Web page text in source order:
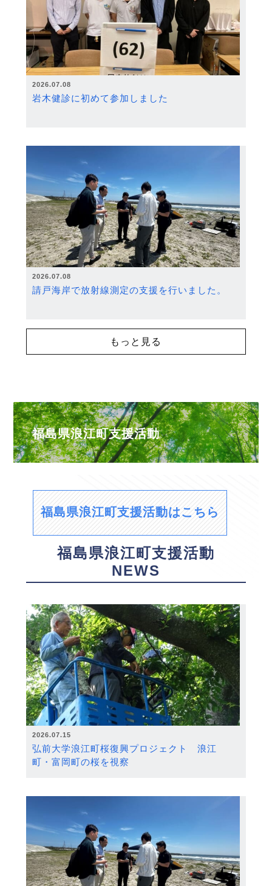
2026.07.08
岩木健診に初めて参加しました
2026.07.08
請戸海岸で放射線測定の支援を行いました。
もっと見る
福島県浪江町支援活動
福島県浪江町支援活動はこちら
福島県浪江町支援活動
NEWS
2026.07.15
弘前大学浪江町桜復興プロジェクト 浪江
町・富岡町の桜を視察